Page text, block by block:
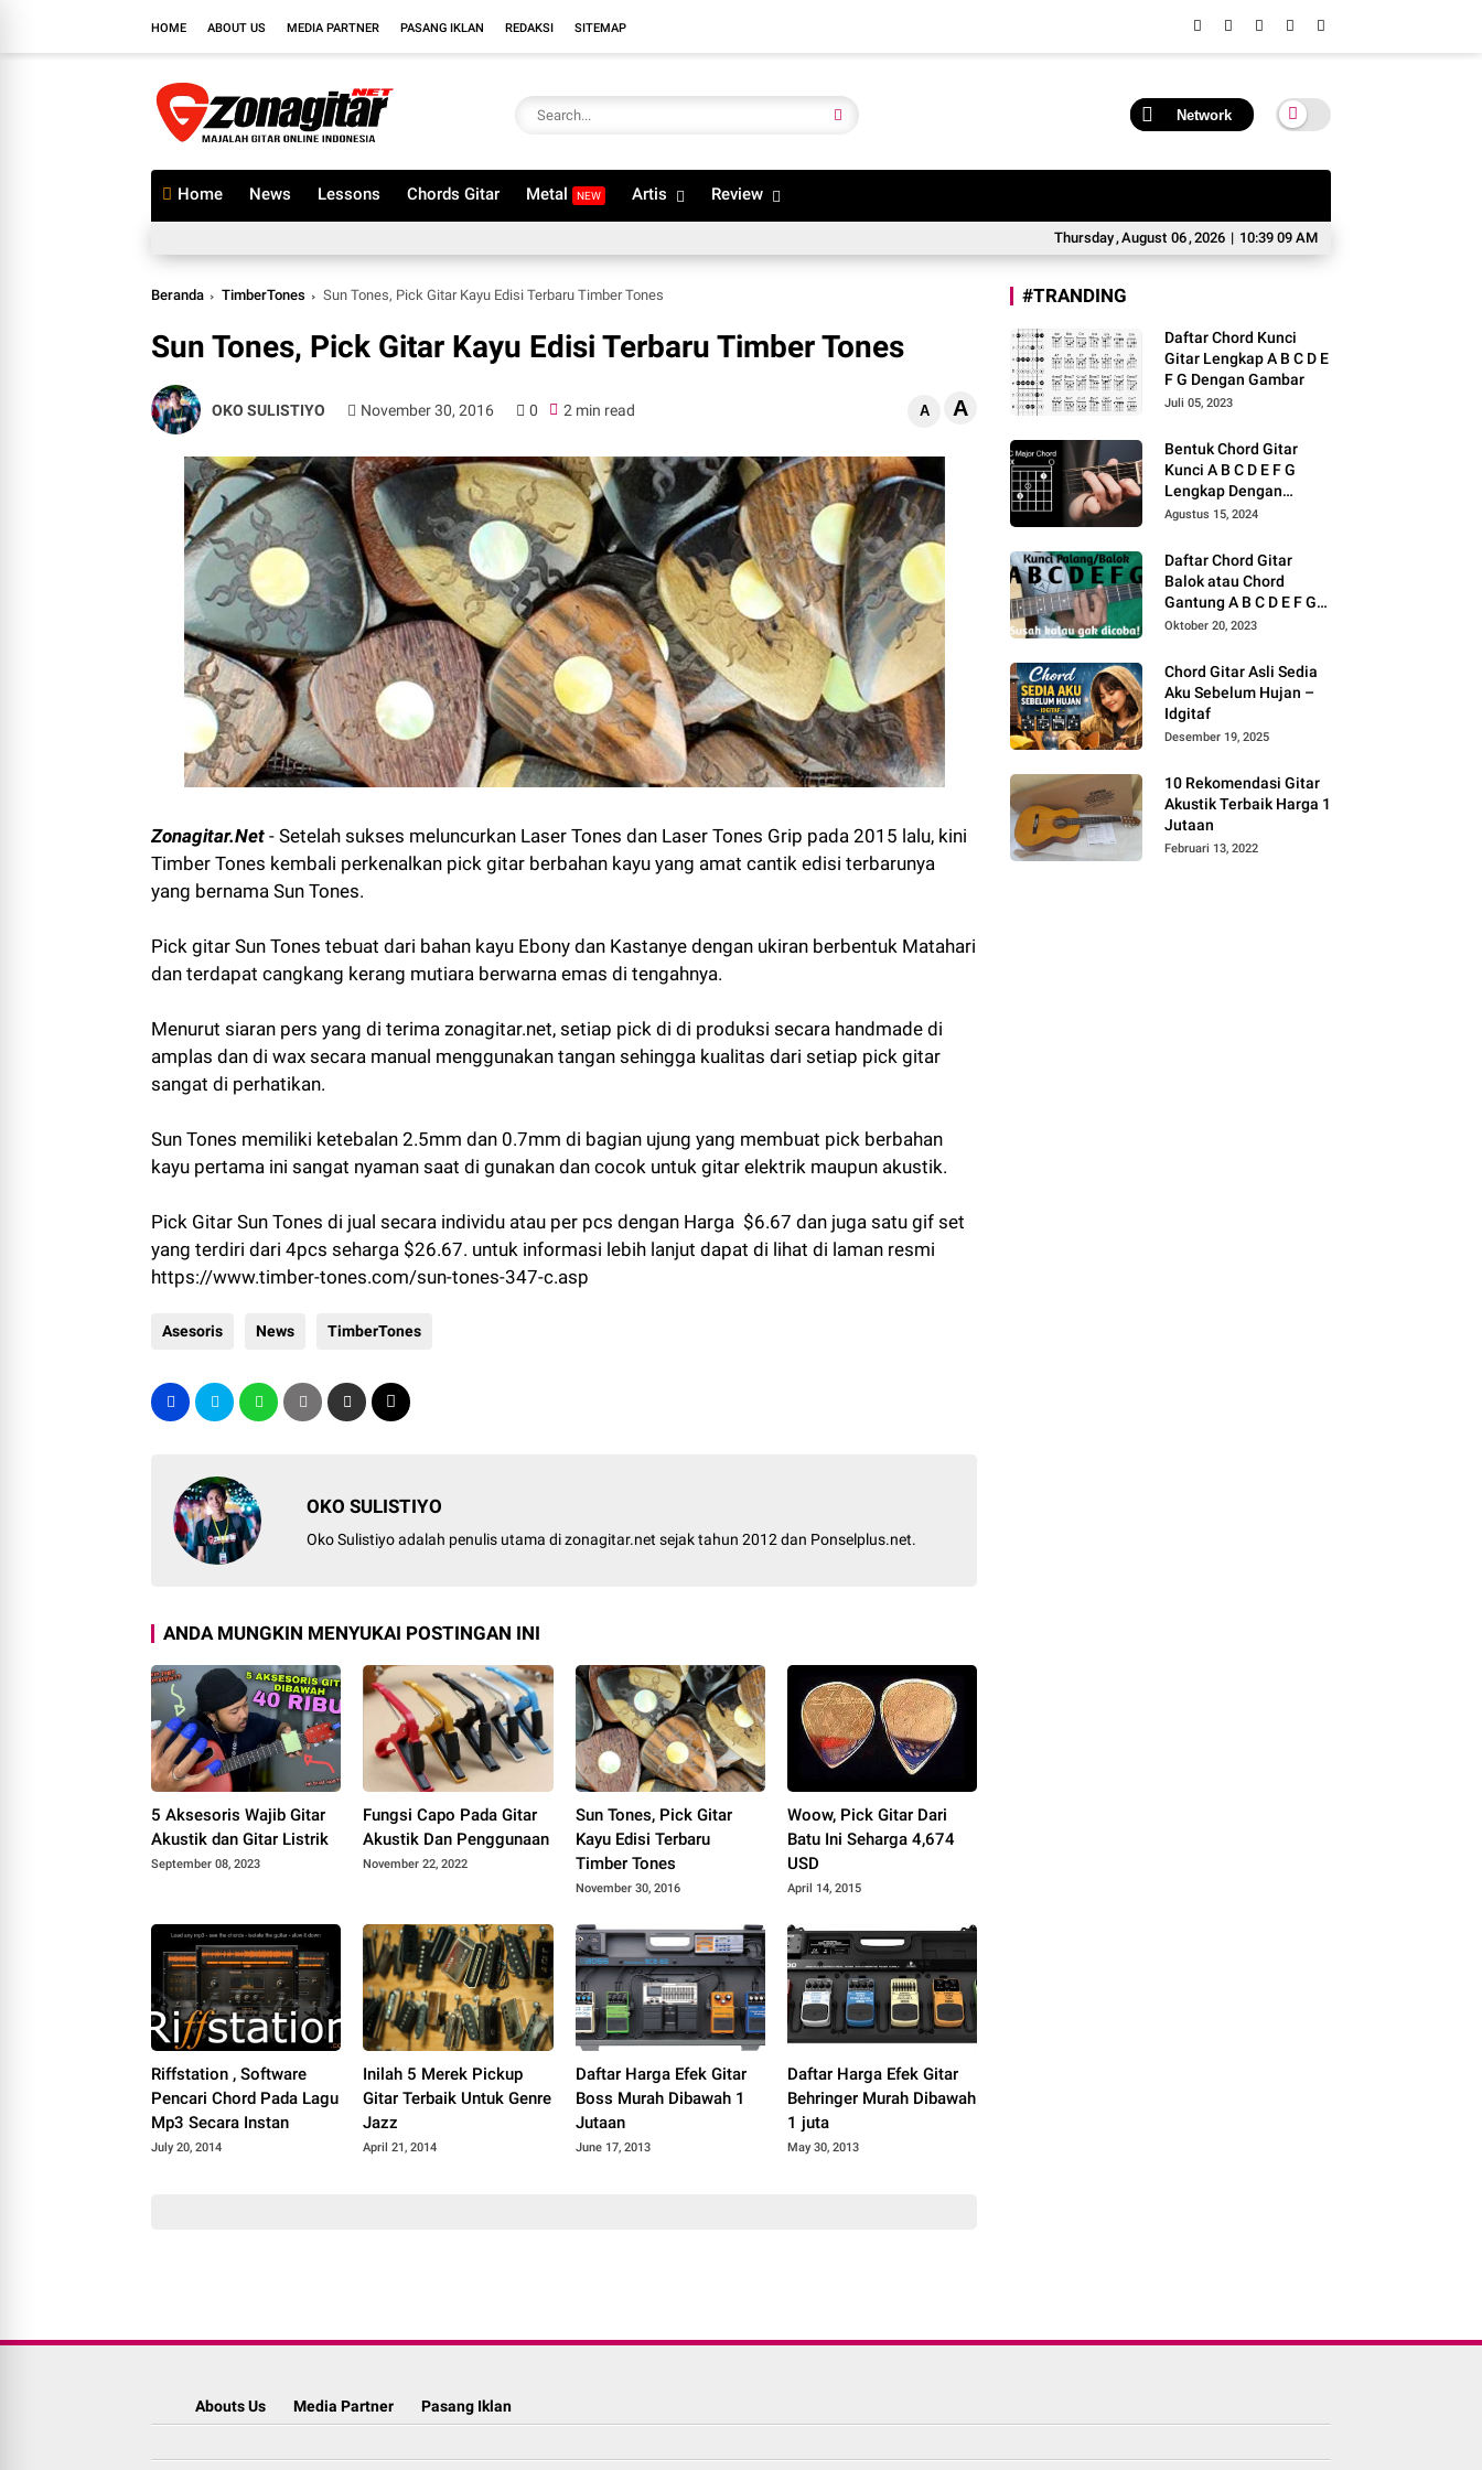
HOME ABOUT US MEDIA PARTNER PASANG IKLAN REDAKSI SITEMAP
Network
Home News Lessons Chords Gitar Metal NEW Artis Review
Thursday,August 06,2026 | 10:39 09 AM
Beranda TimberTones Sun Tones, Pick Gitar Kayu Edisi Terbaru Timber Tones
Sun Tones, Pick Gitar Kayu Edisi Terbaru Timber Tones
OKO SULISTIYO November 30, 2016 0 2 min read A A
Zonagitar.Net - Setelah sukses meluncurkan Laser Tones dan Laser Tones Grip pada 2015 lalu, kini
Timber Tones kembali perkenalkan pick gitar berbahan kayu yang amat cantik edisi terbarunya
yang bernama Sun Tones.
Pick gitar Sun Tones tebuat dari bahan kayu Ebony dan Kastanye dengan ukiran berbentuk Matahari
dan terdapat cangkang kerang mutiara berwarna emas di tengahnya.
Menurut siaran pers yang di terima zonagitar.net, setiap pick di di produksi secara handmade di
amplas dan di wax secara manual menggunakan tangan sehingga kualitas dari setiap pick gitar
sangat di perhatikan.
Sun Tones memiliki ketebalan 2.5mm dan 0.7mm di bagian ujung yang membuat pick berbahan
kayu pertama ini sangat nyaman saat di gunakan dan cocok untuk gitar elektrik maupun akustik.
Pick Gitar Sun Tones di jual secara individu atau per pcs dengan Harga $6.67 dan juga satu gif set
yang terdiri dari 4pcs seharga $26.67. untuk informasi lebih lanjut dapat di lihat di laman resmi
https://www.timber-tones.com/sun-tones-347-c.asp
Asesoris News TimberTones
OKO SULISTIYO
Oko Sulistiyo adalah penulis utama di zonagitar.net sejak tahun 2012 dan Ponselplus.net.
ANDA MUNGKIN MENYUKAI POSTINGAN INI
5 Aksesoris Wajib Gitar
Akustik dan Gitar Listrik
September 08, 2023
Fungsi Capo Pada Gitar
Akustik Dan Penggunaan
November 22, 2022
Sun Tones, Pick Gitar
Kayu Edisi Terbaru
Timber Tones
November 30, 2016
Woow, Pick Gitar Dari
Batu Ini Seharga 4,674
USD
April 14, 2015
Riffstation , Software
Pencari Chord Pada Lagu
Mp3 Secara Instan
July 20, 2014
Inilah 5 Merek Pickup
Gitar Terbaik Untuk Genre
Jazz
April 21, 2014
Daftar Harga Efek Gitar
Boss Murah Dibawah 1
Jutaan
June 17, 2013
Daftar Harga Efek Gitar
Behringer Murah Dibawah
1 juta
May 30, 2013
#TRANDING
Daftar Chord Kunci
Gitar Lengkap A B C D E
F G Dengan Gambar
Juli 05, 2023
Bentuk Chord Gitar
Kunci A B C D E F G
Lengkap Dengan
Gambar
Agustus 15, 2024
Daftar Chord Gitar
Balok atau Chord
Gantung A B C D E F G
Gambar
Oktober 20, 2023
Chord Gitar Asli Sedia
Aku Sebelum Hujan –
Idgitaf
Desember 19, 2025
10 Rekomendasi Gitar
Akustik Terbaik Harga 1
Jutaan
Februari 13, 2022
Abouts Us Media Partner Pasang Iklan